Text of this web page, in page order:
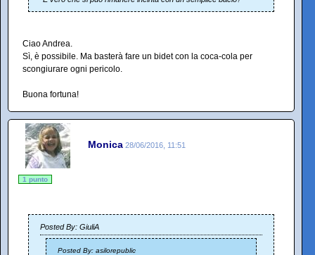
Ciao Andrea.
Sì, è possibile. Ma basterà fare un bidet con la coca-cola per
scongiurare ogni pericolo.
Buona fortuna!
Monica 28/06/2016, 11:51
1 punto
Posted By: GiuliA
Posted By: asilorepublic